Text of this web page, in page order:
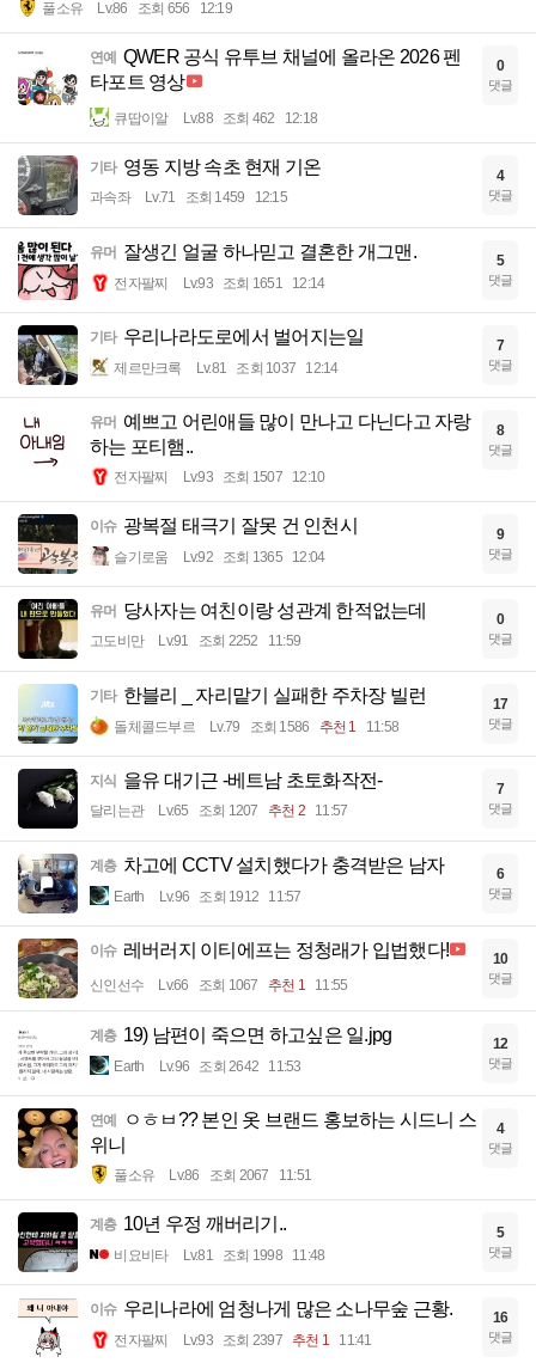
풀소유 Lv.86 조회 656 12:19
연예 QWER 공식 유투브 채널에 올라온 2026 펜
타포트 영상
큐땁이알 Lv.88 조회 462 12:18
0
댓글
기타 영동 지방 속초 현재 기온
과속좌 Lv.71 조회 1459 12:15
4
댓글
유머 잘생긴 얼굴 하나믿고 결혼한 개그맨.
전자팔찌 Lv.93 조회 1651 12:14
5
댓글
기타 우리나라도로에서 벌어지는일
제르만크록 Lv.81 조회 1037 12:14
7
댓글
유머 예쁘고 어린애들 많이 만나고 다닌다고 자랑
하는 포티햄..
전자팔찌 Lv.93 조회 1507 12:10
8
댓글
이슈 광복절 태극기 잘못 건 인천시
슬기로움 Lv.92 조회 1365 12:04
9
댓글
유머 당사자는 여친이랑 성관계 한적없는데
고도비만 Lv.91 조회 2252 11:59
0
댓글
기타 한블리 _ 자리맡기 실패한 주차장 빌런
돌체콜드부르 Lv.79 조회 1586 추천 1 11:58
17
댓글
지식 을유 대기근 -베트남 초토화작전-
달리는관 Lv.65 조회 1207 추천 2 11:57
7
댓글
계층 차고에 CCTV 설치했다가 충격받은 남자
Earth Lv.96 조회 1912 11:57
6
댓글
이슈 레버러지 이티에프는 정청래가 입법했다!
신인선수 Lv.66 조회 1067 추천 1 11:55
10
댓글
계층 19) 남편이 죽으면 하고싶은 일.jpg
Earth Lv.96 조회 2642 11:53
12
댓글
연예
ㅇㅎㅂ?? 본인 옷 브랜드 홍보하는 시드니 스
위니
풀소유 Lv.86 조회 2067 11:51
4
댓글
계층 10년 우정 깨버리기..
비요비타 Lv.81 조회 1998 11:48
5
댓글
이슈 우리나라에 엄청나게 많은 소나무숲 근황.
전자팔찌 Lv.93 조회 2397 추천 1 11:41
16
댓글